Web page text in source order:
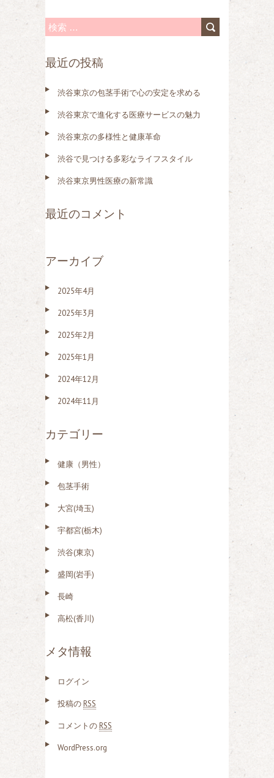
検
:最近の投稿
渋谷東京の包茎手術で心の安定を求める
渋谷東京で進化する医療サービスの魅力
渋谷東京の多様性と健康革命
渋谷で見つける多彩なライフスタイル
渋谷東京男性医療の新常識
最近のコメント
アーカイブ
2025年4月
2025年3月
2025年2月
2025年1月
2024年12月
2024年11月
カテゴリー
健康（男性）
包茎手術
大宮(埼玉)
宇都宮(栃木)
渋谷(東京)
盛岡(岩手)
長崎
高松(香川)
メタ情報
ログイン
投稿のRSS
コメントのRSS
WordPress.org